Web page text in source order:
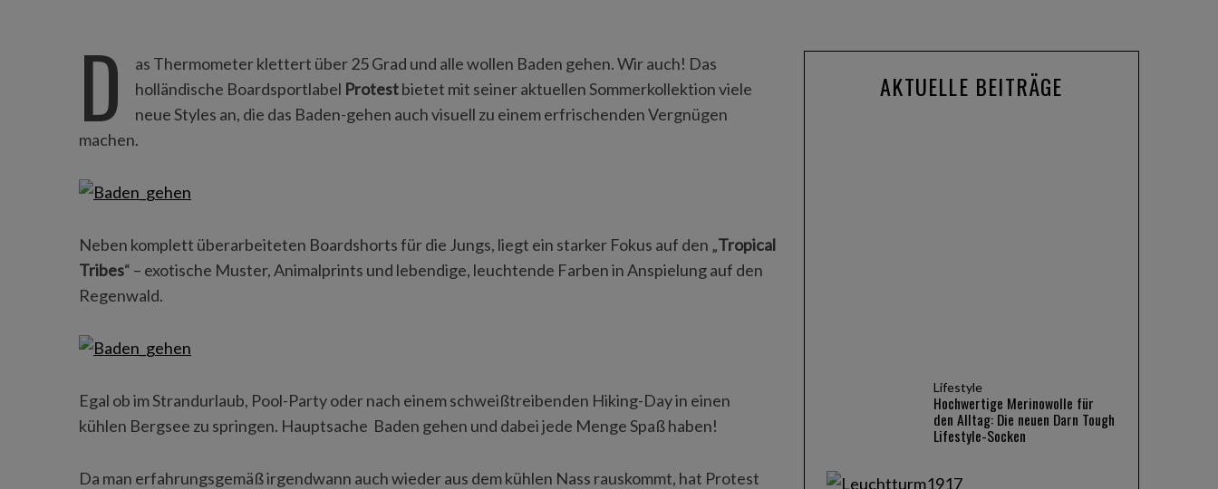
D
as Thermometer klettert über 25 Grad und alle wollen Baden gehen. Wir auch! Das
holländische Boardsportlabel Protestbietet mit seiner aktuellen Sommerkollektion viele
neue Styles an, die das Baden-gehen auch visuell zu einem erfrischenden Vergnügen
machen.
Neben komplett überarbeiteten Boardshorts für die Jungs, liegt ein starker Fokus auf den „Tropical
Tribes“ – exotische Muster, Animalprints und lebendige, leuchtende Farben in Anspielung auf den
Regenwald.
Egal ob im Strandurlaub, Pool-Party oder nach einem schweißtreibenden Hiking-Day in einen
kühlen Bergsee zu springen. Hauptsache Baden gehen und dabei jede Menge Spaß haben!
Da man erfahrungsgemäß irgendwann auch wieder aus dem kühlen Nass rauskommt, hat Protest
AKTUELLE BEITRÄGE
Lifestyle
Hochwertige Merinowolle für
den Alltag: Die neuen Darn Tough
Lifestyle-Socken